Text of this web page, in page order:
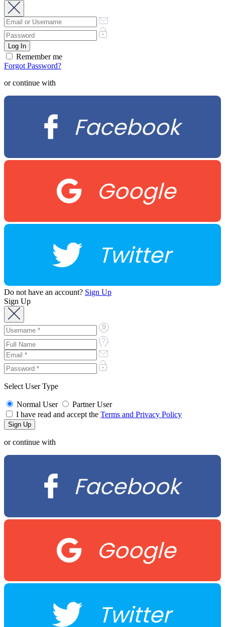
Remember me
Forgot Password?
or continue with
Facebook
Google
Twitter
Do not have an account? Sign Up
Sign Up
Select User Type
Normal User
Partner User
I have read and accept the Terms and Privacy Policy
or continue with
Facebook
Google
Twitter